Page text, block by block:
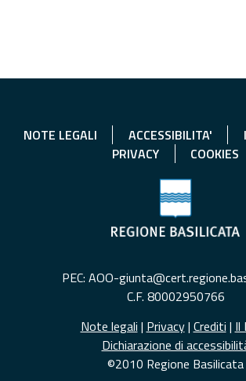
NOTE LEGALI ACCESSIBILITA'
PRIVACY
COOKIES
PEC: AOO-
C.F. 80002950766
Note legali | Privacy| Crediti | Il
Dichiarazione di
©2010 Regione Basilicata